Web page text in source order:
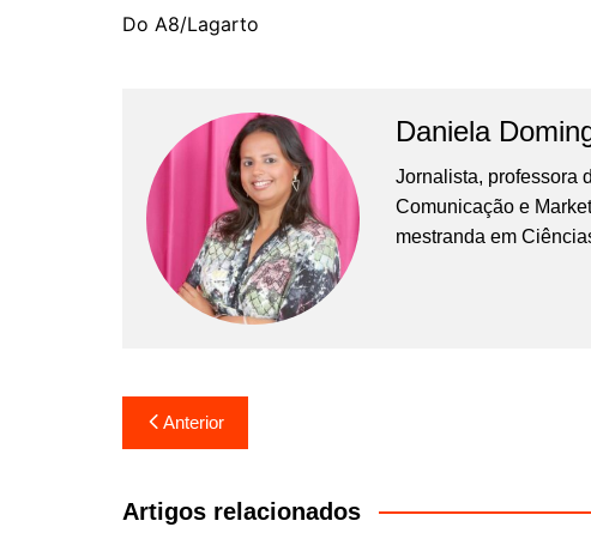
Do A8/Lagarto
Daniela
Jornalista, professora
Comunicação e
mestranda em
Navegação
de
Post
Anterior
Artigos relacionados